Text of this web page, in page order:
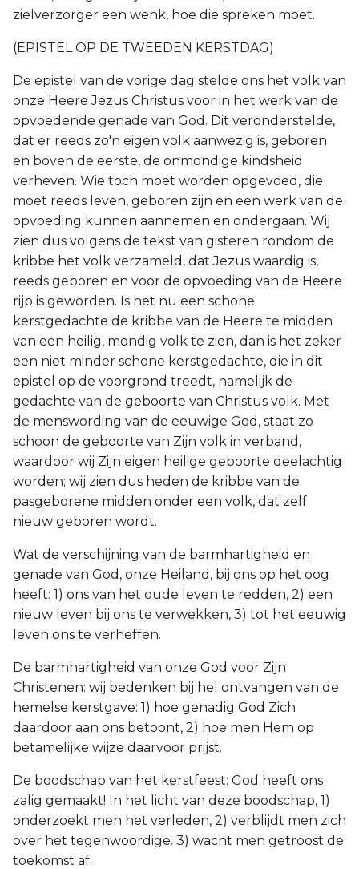
zielverzorger een wenk, hoe die spreken moet.
(EPISTEL OP DE TWEEDEN KERSTDAG)
De epistel van de vorige dag stelde ons het volk van
onze Heere Jezus Christus voor in het werk van de
opvoedende genade van God. Dit veronderstelde,
dat er reeds zo'n eigen volk aanwezig is, geboren
en boven de eerste, de onmondige kindsheid
verheven. Wie toch moet worden opgevoed, die
moet reeds leven, geboren zijn en een werk van de
opvoeding kunnen aannemen en ondergaan. Wij
zien dus volgens de tekst van gisteren rondom de
kribbe het volk verzameld, dat Jezus waardig is,
reeds geboren en voor de opvoeding van de Heere
rijp is geworden. Is het nu een schone
kerstgedachte de kribbe van de Heere te midden
van een heilig, mondig volk te zien, dan is het zeker
een niet minder schone kerstgedachte, die in dit
epistel op de voorgrond treedt, namelijk de
gedachte van de geboorte van Christus volk. Met
de menswording van de eeuwige God, staat zo
schoon de geboorte van Zijn volk in verband,
waardoor wij Zijn eigen heilige geboorte deelachtig
worden; wij zien dus heden de kribbe van de
pasgeborene midden onder een volk, dat zelf
nieuw geboren wordt.
Wat de verschijning van de barmhartigheid en
genade van God, onze Heiland, bij ons op het oog
heeft: 1) ons van het oude leven te redden, 2) een
nieuw leven bij ons te verwekken, 3) tot het eeuwig
leven ons te verheffen.
De barmhartigheid van onze God voor Zijn
Christenen: wij bedenken bij hel ontvangen van de
hemelse kerstgave: 1) hoe genadig God Zich
daardoor aan ons betoont, 2) hoe men Hem op
betamelijke wijze daarvoor prijst.
De boodschap van het kerstfeest: God heeft ons
zalig gemaakt! In het licht van deze boodschap, 1)
onderzoekt men het verleden, 2) verblijdt men zich
over het tegenwoordige. 3) wacht men getroost de
toekomst af.